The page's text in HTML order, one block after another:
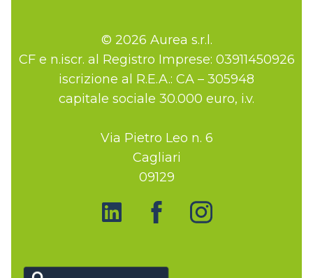
© 2026 Aurea s.r.l.
CF e n.iscr. al Registro Imprese: 03911450926
iscrizione al R.E.A.: CA – 305948
capitale sociale 30.000 euro, i.v.
Via Pietro Leo n. 6
Cagliari
09129